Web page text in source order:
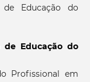
Educação do
de Educação do
Profissional em